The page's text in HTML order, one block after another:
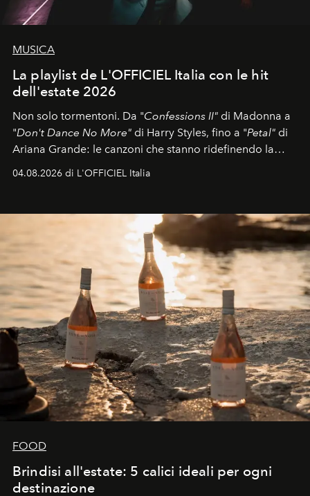
MUSICA
La playlist de L'OFFICIEL Italia con le hit
dell'estate 2026
Non solo tormentoni. Da "Confessions II" di Madonna a
"Don't Dance No More" di Harry Styles, fino a "Petal" di
Ariana Grande: le canzoni che stanno ridefinendo la
04.08.2026 di L'OFFICIEL Italia
FOOD
Brindisi all'estate: 5 calici ideali per ogni
destinazione